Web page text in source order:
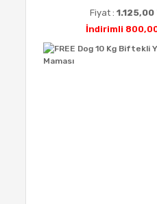
Fiyat : 1.125,00
İndirimli